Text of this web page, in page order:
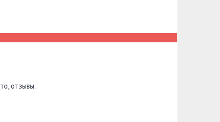
отзывы..